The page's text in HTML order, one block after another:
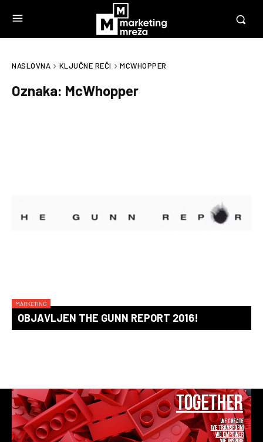
NASLOVNA KLJUČNE REČI MCWHOPPER
Oznaka: McWhopper
MARKETING
OBJAVLJEN THE GUNN REPORT 2016!